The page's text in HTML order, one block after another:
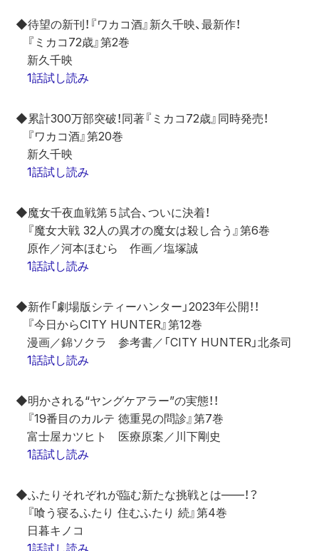
◆待望の新刊！『ワカコ酒』新久千映、最新作！
『ミカコ72歳』第2巻
新久千映
1話試し読み
◆累計300万部突破！同著『ミカコ72歳』同時発売！
『ワカコ酒』第20巻
新久千映
1話試し読み
◆魔女千夜血戦第５試合、ついに決着！
『魔女大戦 32人の異才の魔女は殺し合う』第6巻
原作／河本ほむら　作画／塩塚誠
1話試し読み
◆新作「劇場版シティーハンター」2023年公開！！
『今日からCITY HUNTER』第12巻
漫画／錦ソクラ　参考書／「CITY HUNTER」北条司
1話試し読み
◆明かされる“ヤングケアラー”の実態！！
『19番目のカルテ 徳重晃の問診』第7巻
富士屋カツヒト　医療原案／川下剛史
1話試し読み
◆ふたりそれぞれが臨む新たな挑戦とは––––！？
『喰う寝るふたり 住むふたり 続』第4巻
日暮キノコ
1話試し読み